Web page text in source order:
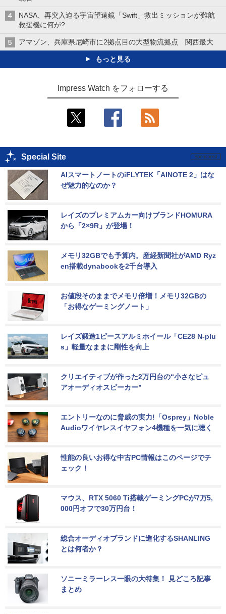
NASA、再突入迫る宇宙望遠鏡「Swift」救出ミッションが難航
救援機に何が?
アマゾン、兵庫県尼崎市に2拠点目の大型物流拠点 関西最大
もっと見る
Impress Watch をフォローする
Special Site
AIスマートノートのiFLYTEK「AINOTE 2」はな
ぜ魅力的なのか？
レイズのプレミアムカー向けブランドHOMURA
から「2×9R」が登場！
メモリ32GBでも予算内。産経新聞社がAMD Ryz
en搭載dynabookを2千台導入
お値段そのままでメモリ倍増！メモリ32GBの
「お得なゲーミングノート」
レイズ鍛造1ピースアルミホイール「CE28 N-plu
s」軽量なままに剛性を向上
クリエイティブが作った2万円台の“小さなピュ
アオーディオスピーカー”
エントリーなのに脅威の実力!「Osprey」Noble
Audioワイヤレスイヤフォン4機種を一気に聴く
性能の良いお得な中古PC情報はこのページでチ
ェック！
マウス、RTX 5060 Ti搭載ゲーミングPCが7万5,
000円オフで30万円台！
総合オーディオブランドに進化するSHANLING
とは何者か？
ソニーミラーレス一眼の大特集！ 見どころ記事
まとめ